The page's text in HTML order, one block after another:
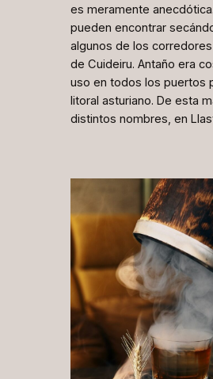
es meramente
pueden encontrar
algunos de los
de Cuideiru. Antaño era
uso en todos los puertos
litoral asturiano. De esta
distintos nombres, en